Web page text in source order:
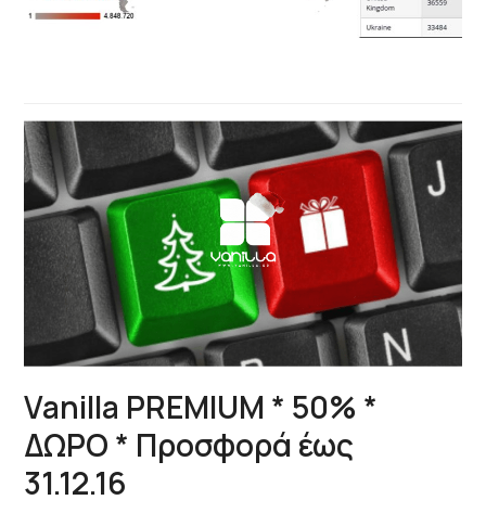
Vanilla PREMIUM * 50% *
ΔΩΡΟ * Προσφορά έως
31.12.16